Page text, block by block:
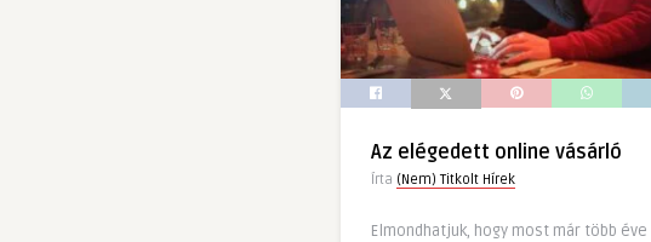
Az elégedett online vásárló
Írta (Nem) Titkolt Hírek
Elmondhatjuk, hogy most már több éve